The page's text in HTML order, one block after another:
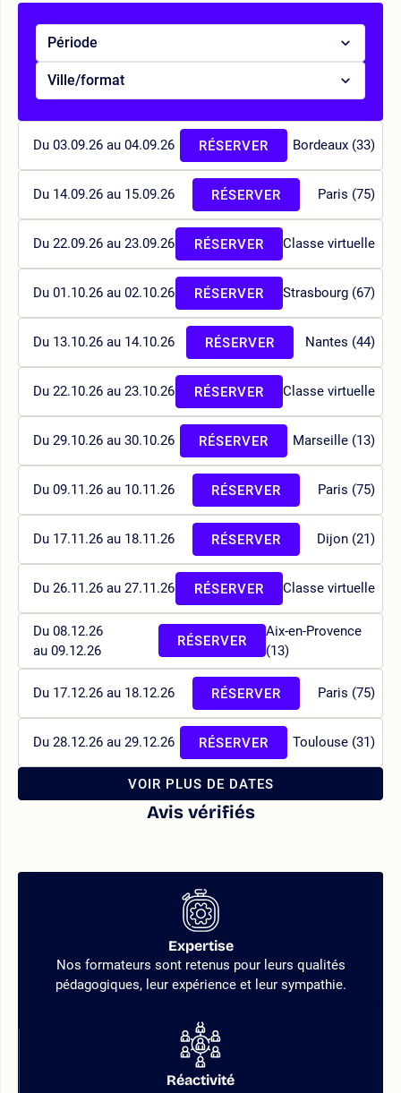
Période
Ville/format
Du 03.09.26 au 04.09.26 Bordeaux (33)
RÉSERVER
Du 14.09.26 au 15.09.26 Paris (75)
RÉSERVER
Du 22.09.26 au 23.09.26 Classe virtuelle
RÉSERVER
Du 01.10.26 au 02.10.26 Strasbourg (67)
RÉSERVER
Du 13.10.26 au 14.10.26 Nantes (44)
RÉSERVER
Du 22.10.26 au 23.10.26 Classe virtuelle
RÉSERVER
Du 29.10.26 au 30.10.26 Marseille (13)
RÉSERVER
Du 09.11.26 au 10.11.26 Paris (75)
RÉSERVER
Du 17.11.26 au 18.11.26 Dijon (21)
RÉSERVER
Du 26.11.26 au 27.11.26 Classe virtuelle
RÉSERVER
Du 08.12.26
au 09.12.26
Aix-en-Provence
(13)
RÉSERVER
Du 17.12.26 au 18.12.26 Paris (75)
RÉSERVER
Du 28.12.26 au 29.12.26 Toulouse (31)
RÉSERVER
VOIR PLUS DE DATES
Avis vérifiés
Expertise
Nos formateurs sont retenus pour leurs qualités
pédagogiques, leur expérience et leur sympathie.
Réactivité